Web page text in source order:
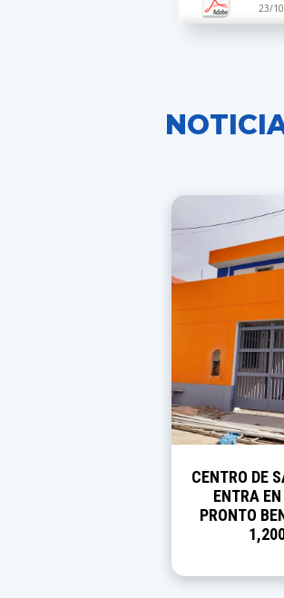
23/
CENTRO DE
ENTRA
PRONTO